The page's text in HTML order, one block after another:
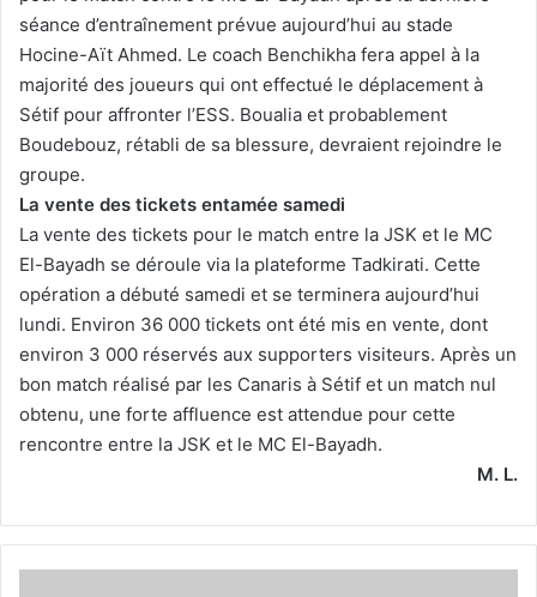
séance d’entraînement prévue aujourd’hui au stade
Hocine-Aït Ahmed. Le coach Benchikha fera appel à la
majorité des joueurs qui ont effectué le déplacement à
Sétif pour affronter l’ESS. Boualia et probablement
Boudebouz, rétabli de sa blessure, devraient rejoindre le
groupe.
La vente des tickets entamée samedi
La vente des tickets pour le match entre la JSK et le MC
El-Bayadh se déroule via la plateforme Tadkirati. Cette
opération a débuté samedi et se terminera aujourd’hui
lundi. Environ 36 000 tickets ont été mis en vente, dont
environ 3 000 réservés aux supporters visiteurs. Après un
bon match réalisé par les Canaris à Sétif et un match nul
obtenu, une forte affluence est attendue pour cette
rencontre entre la JSK et le MC El-Bayadh.
M. L.